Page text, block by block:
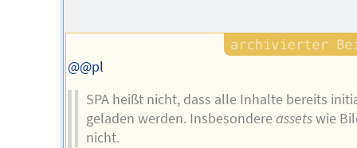
@@pl
SPA heißt nicht, dass alle Inhalte bereits
geladen werden. Insbesondereassetswie
nicht.